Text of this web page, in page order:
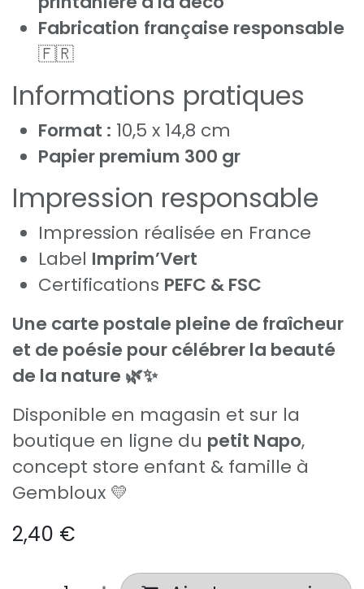
Fabrication française responsable
🇫🇷
Informations pratiques
Format : 10,5 x 14,8 cm
Papier premium 300 gr
Impression responsable
Impression réalisée en France
Label Imprim’Vert
Certifications PEFC & FSC
Une carte postale pleine de fraîcheur
et de poésie pour célébrer la beauté
de la nature 🌿✨
Disponible en magasin et sur la
boutique en ligne du petit Napo,
concept store enfant & famille à
Gembloux 💛
2,40 €